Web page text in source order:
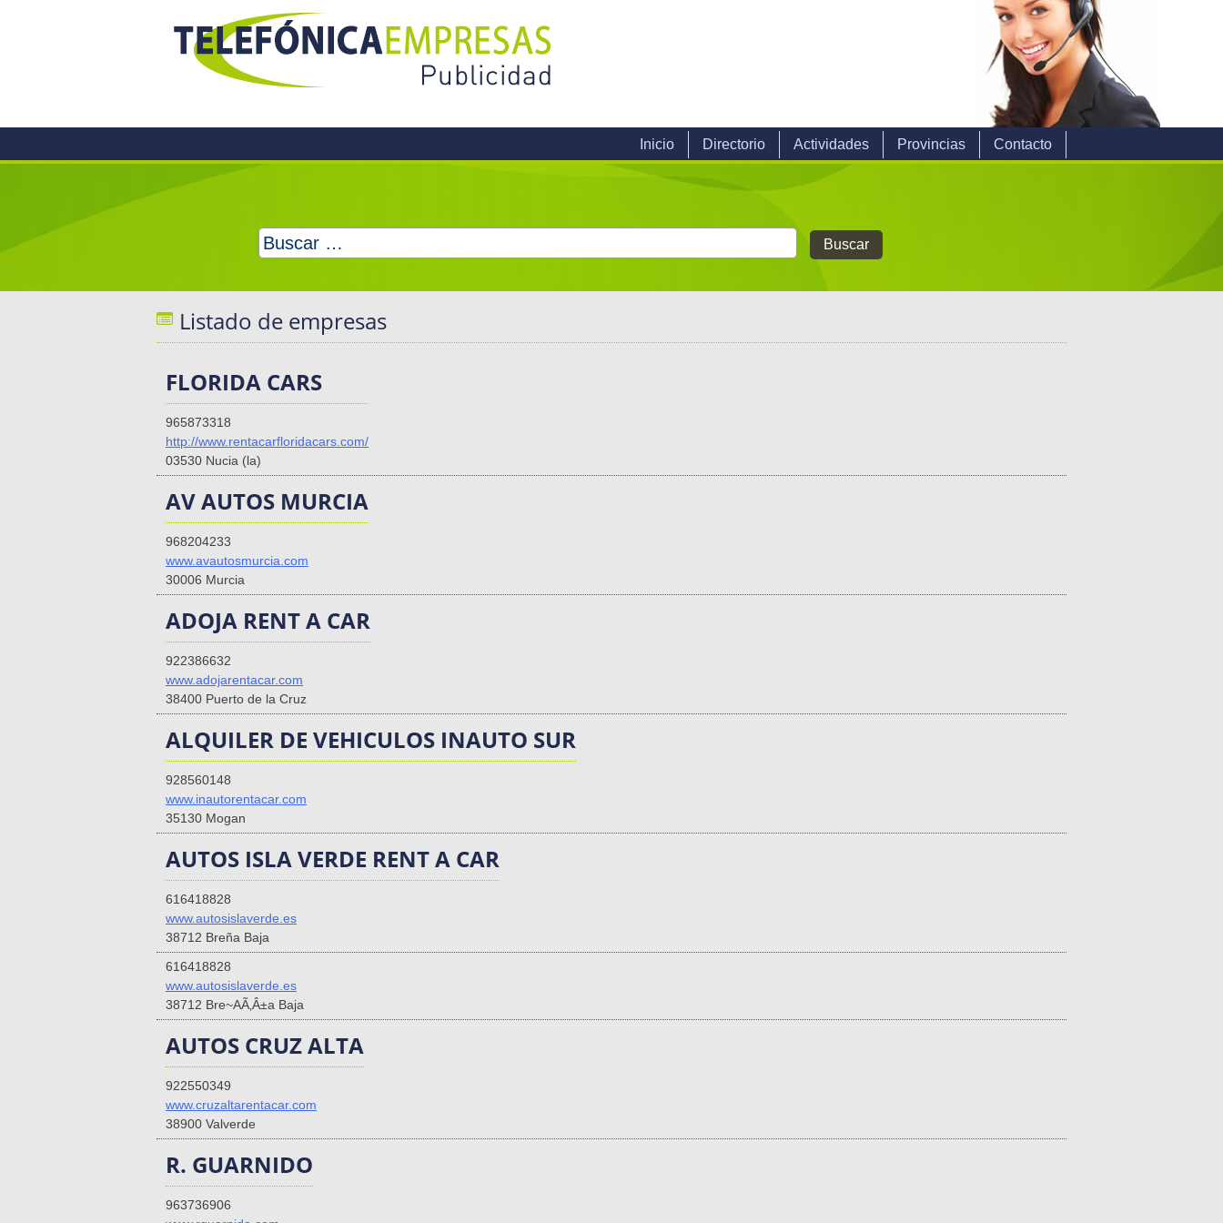
Inicio Directorio Actividades Provincias Contacto
Buscar:
Listado de empresas
FLORIDA CARS
965873318
http://www.rentacarfloridacars.com/
03530 Nucia (la)
AV AUTOS MURCIA
968204233
www.avautosmurcia.com
30006 Murcia
ADOJA RENT A CAR
922386632
www.adojarentacar.com
38400 Puerto de la Cruz
ALQUILER DE VEHICULOS INAUTO SUR
928560148
www.inautorentacar.com
35130 Mogan
AUTOS ISLA VERDE RENT A CAR
616418828
www.autosislaverde.es
38712 Breña Baja
616418828
www.autosislaverde.es
38712 Bre~AÃ‚Â±a Baja
AUTOS CRUZ ALTA
922550349
www.cruzaltarentacar.com
38900 Valverde
R. GUARNIDO
963736906